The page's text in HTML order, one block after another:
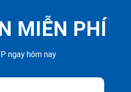
MIỄN PHÍ
ngay hôm nay